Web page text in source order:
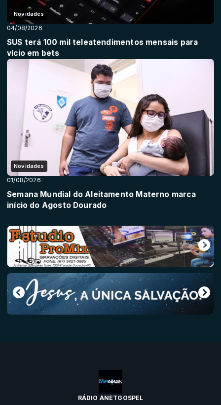
Novidades
04/08/2026
SUS terá 100 mil teleatendimentos mensais para
vício em bets
Novidades
01/08/2026
Semana Mundial do Aleitamento Materno marca
início do Agosto Dourado
RÁDIO ANETGOSPEL